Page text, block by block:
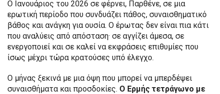
Ο Ιανουάριος του 2026 σε φέρνει, Παρθένε, σε μια
ερωτική περίοδο που συνδυάζει πάθος, συναισθηματικό
βάθος και ανάγκη για ουσία. Ο έρωτας δεν είναι πια κάτι
που αναλύεις από απόσταση· σε αγγίζει άμεσα, σε
ενεργοποιεί και σε καλεί να εκφράσεις επιθυμίες που
ίσως μέχρι τώρα κρατούσες υπό έλεγχο.
Ο μήνας ξεκινά με μια όψη που μπορεί να μπερδέψει
συναισθήματα και προσδοκίες. Ο Ερμής τετράγωνο με